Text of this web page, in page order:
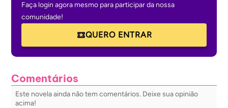
Faça login agora mesmo para participar da nossa
comunidade!
QUERO ENTRAR
Comentários
Este novela ainda não tem comentários. Deixe sua opinião
acima!